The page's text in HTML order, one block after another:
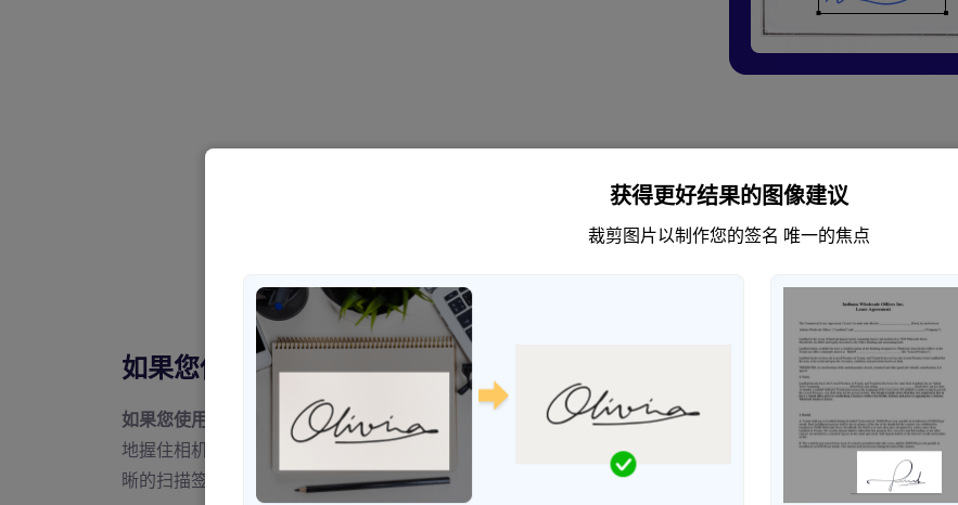
获得更好结果的图像建议
裁剪图片以制作您的签名 唯一的焦点
如果您使用扫描仪应用程序，您应该做什么？
如果您使用扫描仪应用程序，则应将相机直接聚焦在签名上。稳定
地握住相机并确保签名光线充足且位于画面中央。这将有助于捕获清
晰的扫描签名，使后续的签名提取更加高效和准确。